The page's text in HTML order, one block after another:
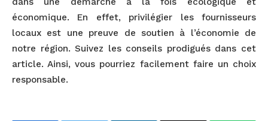
économique. En effet, privilégier les fournisseurs
locaux est une preuve de soutien à l’économie de
notre région. Suivez les conseils prodigués dans cet
article. Ainsi, vous pourriez facilement faire un choix
responsable.